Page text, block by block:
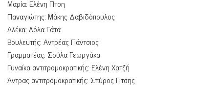
Μαρία: Ελένη Πτση
Παναγιώτης: Μάκης Δαβιδόπουλος
Αλέκα: Λόλα Γάτα
Βουλευτής: Αντρέας Πάντσιος
Γραμματέας: Σούλα Γεωργάκα
Γυναίκα αντιτρομοκρατικής: Ελένη Χατζή
Άντρας αντιτρομοκρατικής: Σπύρος Πτσης